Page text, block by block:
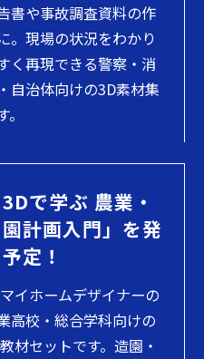
書や事故調査資料の作
。現場の状況をわかり
く再現できる警察・消
自治体向けの3D素材集
。
3Dで学ぶ 農業・
計画入門」を発
定！
イホームデザイナーの
高校・総合学科向けの
材セットです。造園・